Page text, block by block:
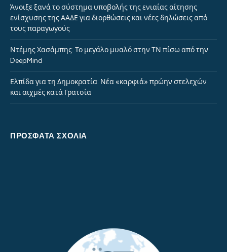
Άνοιξε ξανά το σύστημα υποβολής της ενιαίας αίτησης
ενίσχυσης της ΑΑΔΕ για διορθώσεις και νέες δηλώσεις από
τους παραγωγούς
Ντέμης Χασάμπης: Το μεγάλο μυαλό στην ΤΝ πίσω από την
DeepMind
Ελπίδα για τη Δημοκρατία: Νέα «καρφιά» πρώην στελεχών
και αιχμές κατά Γρατσία
ΠΡΌΣΦΑΤΑ ΣΧΌΛΙΑ